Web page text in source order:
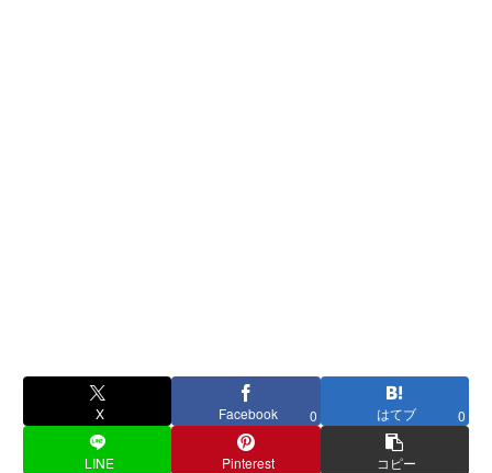
X Facebook 0 はてブ 0
LINE Pinterest コピー